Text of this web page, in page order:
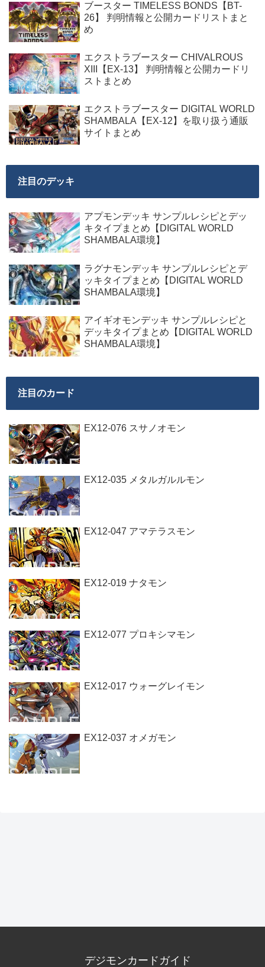
ブースター TIMELESS BONDS【BT-
26】 判明情報と公開カードリストまと
め
エクストラブースター CHIVALROUS
XIII【EX-13】 判明情報と公開カードリ
ストまとめ
エクストラブースター DIGITAL WORLD
SHAMBALA【EX-12】を取り扱う通販
サイトまとめ
注目のデッキ
アプモンデッキ サンプルレシピとデッ
キタイプまとめ【DIGITAL WORLD
SHAMBALA環境】
ラグナモンデッキ サンプルレシピとデ
ッキタイプまとめ【DIGITAL WORLD
SHAMBALA環境】
アイギオモンデッキ サンプルレシピと
デッキタイプまとめ【DIGITAL WORLD
SHAMBALA環境】
注目のカード
EX12-076 スサノオモン
EX12-035 メタルガルルモン
EX12-047 アマテラスモン
EX12-019 ナタモン
EX12-077 プロキシマモン
EX12-017 ウォーグレイモン
EX12-037 オメガモン
デジモンカードガイド